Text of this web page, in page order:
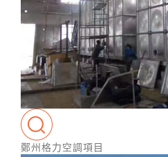
鄭州格力空調項目